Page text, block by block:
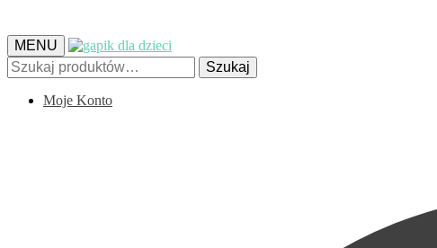
MENU
Szukaj:
Szukaj
Moje Konto